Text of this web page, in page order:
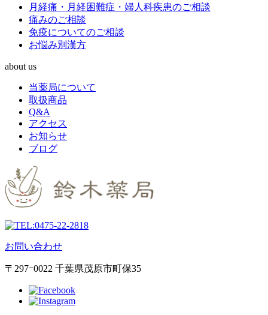
月経痛・月経困難症・婦人科疾患のご相談
痛みのご相談
免疫についてのご相談
お悩み別漢方
about us
当薬局について
取扱商品
Q&A
アクセス
お知らせ
ブログ
0475-22-2818
お問い合わせ
〒297ｰ0022 千葉県茂原市町保35